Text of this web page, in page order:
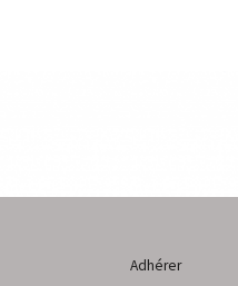
Adhérer